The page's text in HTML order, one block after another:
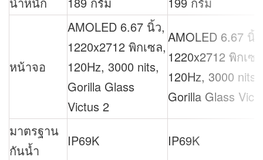
หน้าจอ
AMOLED 6.67 นิ้ว,
1220x2712 พิกเซล,
120Hz, 3000 nits,
Gorilla Glass
Victus 2
AMOLED 6.67 นิ้
1220x2712 พิกเซ
120Hz, 3000 nits,
Gorilla Glass
มาตรฐาน
กันน้ำ
IP69K IP69K